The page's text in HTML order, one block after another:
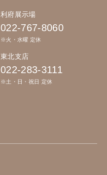
利府展示場
022-767-8060
※火・水曜 定休
東北支店
022-283-3111
※土・日・祝日 定休